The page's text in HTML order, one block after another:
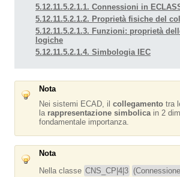
5.12.11.5.2.1.1. Connessioni in
5.12.11.5.2.1.2. Proprietà fisiche del
5.12.11.5.2.1.3. Funzioni: proprietà
logiche
5.12.11.5.2.1.4. Simbologia IEC
Nota
Nei sistemi ECAD, il collegamento tra
la rappresentazione simbolicain 2
fondamentale importanza.
Nota
Nella classe CNS_CP|4|3